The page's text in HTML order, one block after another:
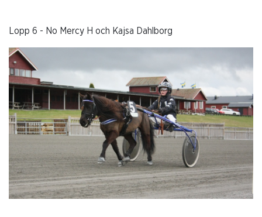
Lopp 6 - No Mercy H och Kajsa Dahlborg